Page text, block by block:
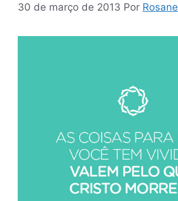
30 de março de 2013 Por Rosane